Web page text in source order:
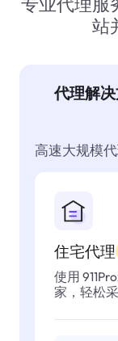
站
代理解
高速大规模
住宅代理
使用
家，轻松